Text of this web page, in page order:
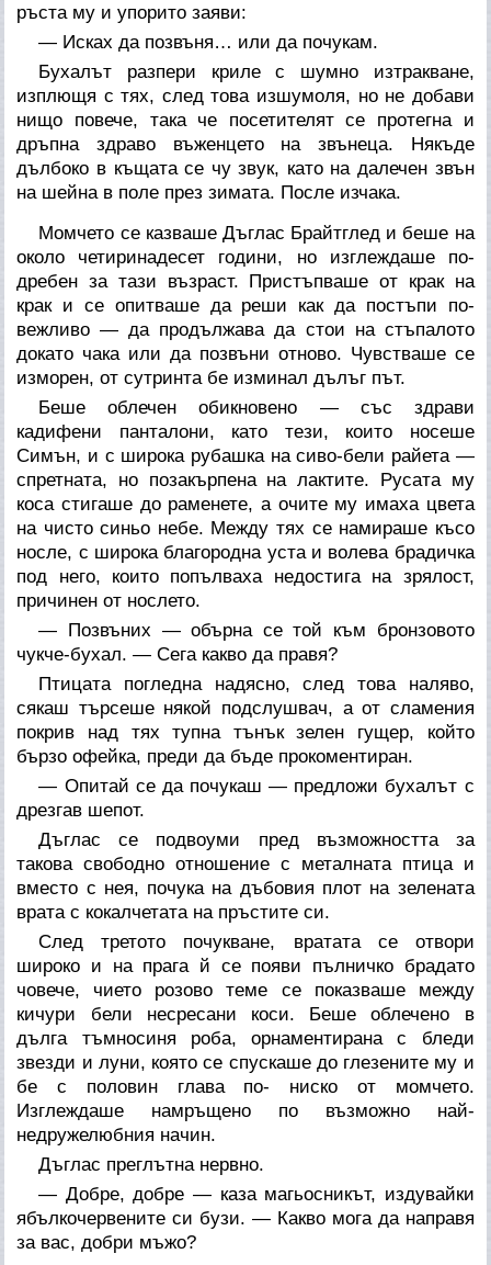
ръста му и упорито заяви:
— Исках да позвъня… или да почукам.
Бухалът разпери криле с шумно изтракване,
изплющя с тях, след това изшумоля, но не добави
нищо повече, така че посетителят се протегна и
дръпна здраво въженцето на звънеца. Някъде
дълбоко в къщата се чу звук, като на далечен звън
на шейна в поле през зимата. После изчака.
Момчето се казваше Дъглас Брайтглед и беше на
около четиринадесет години, но изглеждаше по-
дребен за тази възраст. Пристъпваше от крак на
крак и се опитваше да реши как да постъпи по-
вежливо — да продължава да стои на стъпалото
докато чака или да позвъни отново. Чувстваше се
изморен, от сутринта бе изминал дълъг път.
Беше облечен обикновено — със здрави
кадифени панталони, като тези, които носеше
Симън, и с широка рубашка на сиво-бели райета —
спретната, но позакърпена на лактите. Русата му
коса стигаше до раменете, а очите му имаха цвета
на чисто синьо небе. Между тях се намираше късо
носле, с широка благородна уста и волева брадичка
под него, които попълваха недостига на зрялост,
причинен от нослето.
— Позвъних — обърна се той към бронзовото
чукче-бухал. — Сега какво да правя?
Птицата погледна надясно, след това наляво,
сякаш търсеше някой подслушвач, а от сламения
покрив над тях тупна тънък зелен гущер, който
бързо офейка, преди да бъде прокоментиран.
— Опитай се да почукаш — предложи бухалът с
дрезгав шепот.
Дъглас се подвоуми пред възможността за
такова свободно отношение с металната птица и
вместо с нея, почука на дъбовия плот на зелената
врата с кокалчетата на пръстите си.
След третото почукване, вратата се отвори
широко и на прага й се появи пълничко брадато
човече, чието розово теме се показваше между
кичури бели несресани коси. Беше облечено в
дълга тъмносиня роба, орнаментирана с бледи
звезди и луни, която се спускаше до глезените му и
бе с половин глава по- ниско от момчето.
Изглеждаше намръщено по възможно най-
недружелюбния начин.
Дъглас преглътна нервно.
— Добре, добре — каза магьосникът, издувайки
ябълкочервените си бузи. — Какво мога да направя
за вас, добри мъжо?